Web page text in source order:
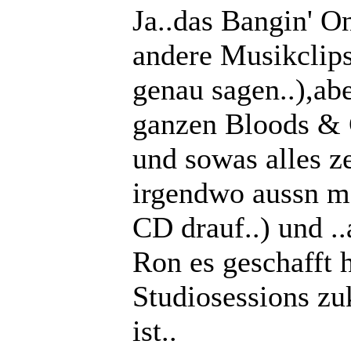
Ja..das Bangin'
andere
genau
ganzen Bloods &
und sowas alles
irgendwo aussn
CD drauf..) und
Ron es geschafft
Studiosessions
ist..